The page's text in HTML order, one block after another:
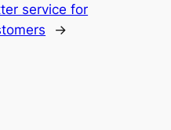
service for
→